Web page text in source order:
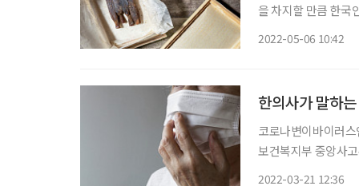
을 차지할 만큼 한국
2022-05-06 10:42
한의사가 말하
코로나변이바이러
보건복지부 중앙사
2022-03-21 12:36